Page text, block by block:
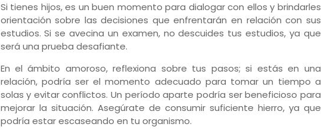
Si tienes hijos, es un buen momento para dialogar con ellos y brindarles
orientación sobre las decisiones que enfrentarán en relación con sus
estudios. Si se avecina un examen, no descuides tus estudios, ya que
será una prueba desafiante.
En el ámbito amoroso, reflexiona sobre tus pasos; si estás en una
relación, podría ser el momento adecuado para tomar un tiempo a
solas y evitar conflictos. Un período aparte podría ser beneficioso para
mejorar la situación. Asegúrate de consumir suficiente hierro, ya que
podría estar escaseando en tu organismo.